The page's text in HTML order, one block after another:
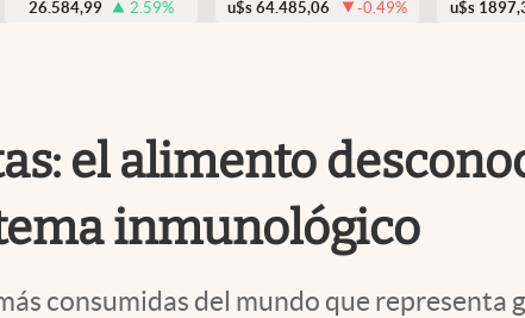
26.584,99
2.59%
u$s 64.485,06 -0.49%
u$s
el alimento
inmunológico
consumidas del mundo que representa